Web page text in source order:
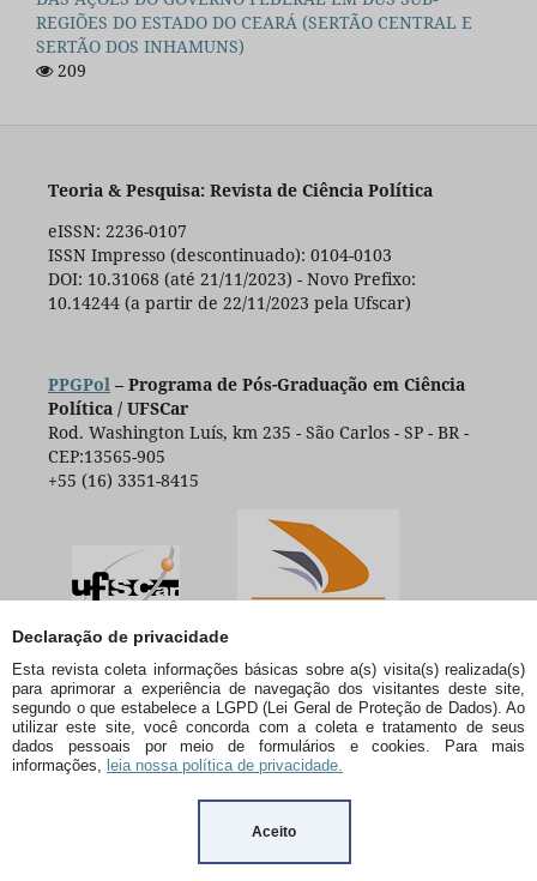
Declaração de privacidade
Esta revista coleta informações básicas sobre a(s) visita(s) realizada(s)
para aprimorar a experiência de navegação dos visitantes deste site,
segundo o que estabelece a LGPD (Lei Geral de Proteção de Dados). Ao
utilizar este site, você concorda com a coleta e tratamento de seus
dados pessoais por meio de formulários e cookies. Para mais
informações, leia nossa política de privacidade.
Aceito
REGIÕES DO ESTADO DO CEARÁ (SERTÃO CENTRAL E
SERTÃO DOS INHAMUNS)
209
Teoria & Pesquisa: Revista de Ciência Política
eISSN: 2236-0107
ISSN Impresso (descontinuado): 0104-0103
DOI: 10.31068 (até 21/11/2023) - Novo Prefixo:
10.14244 (a partir de 22/11/2023 pela Ufscar)
PPGPol– Programa de Pós-Graduação em Ciência
Política / UFSCar
Rod. Washington Luís, km 235 - São Carlos - SP - BR -
CEP:13565-905
+55 (16) 3351-8415